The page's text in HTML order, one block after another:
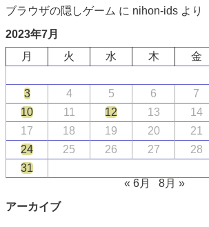
ブラウザの隠しゲーム に nihon-ids より
2023年7月
月
火 水 木 金
3
4 5 6 7
10
11 12 13 14
17
18 19 20 21
24
25 26 27 28
31
« 6月
8月 »
アーカイブ